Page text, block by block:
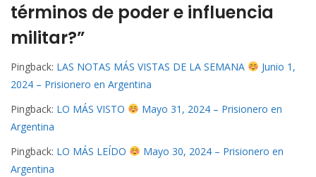
términos de poder e influencia
militar?”
Pingback: LAS NOTAS MÁS VISTAS DE LA SEMANA
Junio 1,
2024 – Prisionero en Argentina
Pingback: LO MÁS VISTO
Mayo 31, 2024 – Prisionero en
Argentina
Pingback: LO MÁS LEÍDO
Mayo 30, 2024 – Prisionero en
Argentina